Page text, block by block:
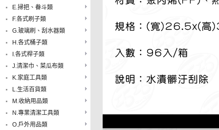
E.掃把、畚斗類
F.各式刷子類
G.玻璃刷、刮水器類
H.各式桶子類
I.各式桿子類
J.清潔巾、菜瓜布類
K.家庭工具類
L.生活百貨類
M.收納用品類
N.專業清潔工具類
O.戶外用品類